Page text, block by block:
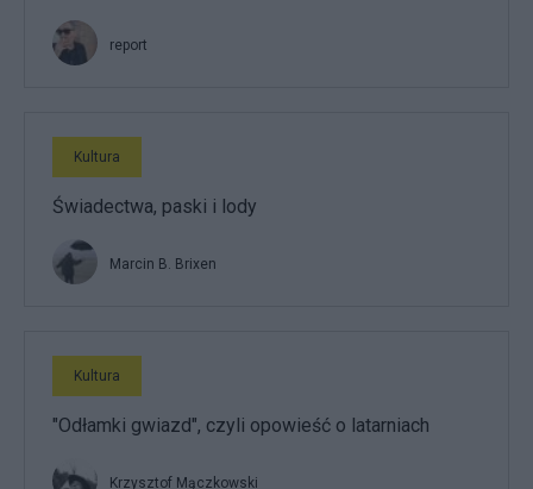
report
Kultura
Świadectwa, paski i lody
Marcin B. Brixen
Kultura
"Odłamki gwiazd", czyli opowieść o latarniach
Krzysztof Mączkowski